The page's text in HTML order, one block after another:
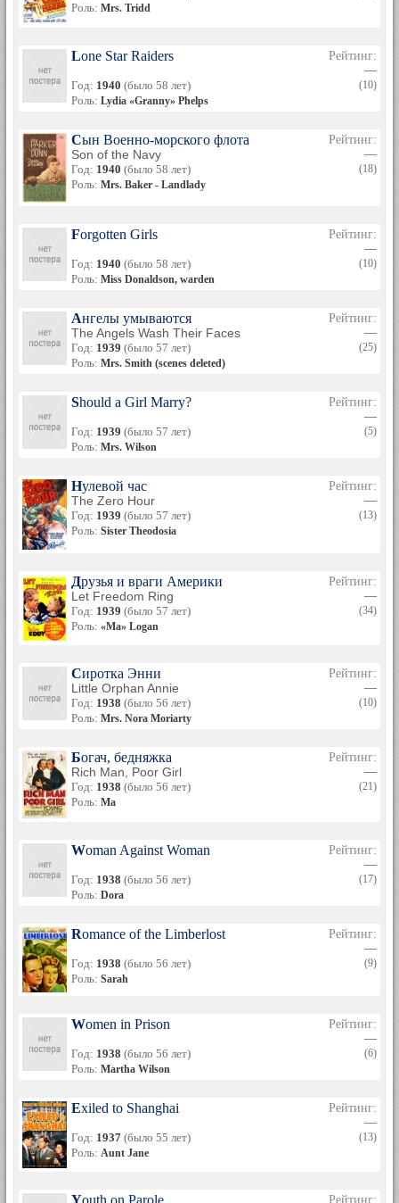
Роль: Mrs. Tridd
Lone Star Raiders
Год: 1940 (было 58 лет)
Роль: Lydia «Granny» Phelps
Рейтинг:
—
(10)
Сын Военно-морского флота
Son of the Navy
Год: 1940 (было 58 лет)
Роль: Mrs. Baker - Landlady
Рейтинг:
—
(18)
Forgotten Girls
Год: 1940 (было 58 лет)
Роль: Miss Donaldson, warden
Рейтинг:
—
(10)
Ангелы умываются
The Angels Wash Their Faces
Год: 1939 (было 57 лет)
Роль: Mrs. Smith (scenes deleted)
Рейтинг:
—
(25)
Should a Girl Marry?
Год: 1939 (было 57 лет)
Роль: Mrs. Wilson
Рейтинг:
—
(5)
Нулевой час
The Zero Hour
Год: 1939 (было 57 лет)
Роль: Sister Theodosia
Рейтинг:
—
(13)
Друзья и враги Америки
Let Freedom Ring
Год: 1939 (было 57 лет)
Роль: «Ma» Logan
Рейтинг:
—
(34)
Сиротка Энни
Little Orphan Annie
Год: 1938 (было 56 лет)
Роль: Mrs. Nora Moriarty
Рейтинг:
—
(10)
Богач, бедняжка
Rich Man, Poor Girl
Год: 1938 (было 56 лет)
Роль: Ma
Рейтинг:
—
(21)
Woman Against Woman
Год: 1938 (было 56 лет)
Роль: Dora
Рейтинг:
—
(17)
Romance of the Limberlost
Год: 1938 (было 56 лет)
Роль: Sarah
Рейтинг:
—
(9)
Women in Prison
Год: 1938 (было 56 лет)
Роль: Martha Wilson
Рейтинг:
—
(6)
Exiled to Shanghai
Год: 1937 (было 55 лет)
Роль: Aunt Jane
Рейтинг:
—
(13)
Youth on Parole Рейтинг: